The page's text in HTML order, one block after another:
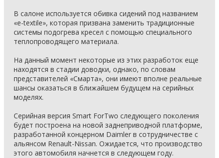
В салоне используется обивка сидений под названием
«e-textile», которая призвана заменить традиционные
системы подогрева кресел с помощью специального
теплопроводящего материала.
На данный момент некоторые из этих разработок еще
находятся в стадии доводки, однако, по словам
представителей «Смарта», они имеют вполне реальные
шансы оказаться в ближайшем будущем на серийных
моделях.
Серийная версия Smart ForTwo следующего поколения
будет построена на новой заднеприводной платформе,
разработанной концерном Daimler в сотрудничестве с
альянсом Renault-Nissan. Ожидается, что производство
этого автомобиля начнется в следующем году.